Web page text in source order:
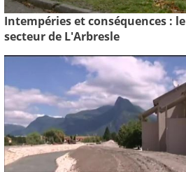
Intempéries et conséquences :
secteur de L'Arbresle